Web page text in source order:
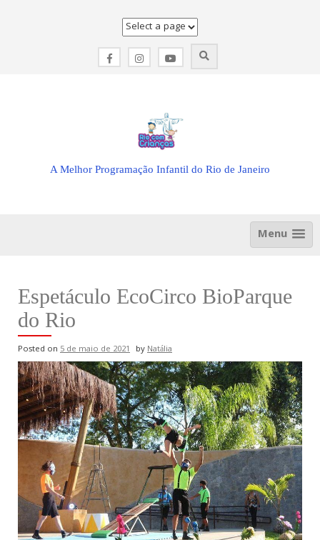
A Melhor Programação Infantil do Rio de Janeiro
Menu
Espetáculo EcoCirco BioParque
do Rio
Posted on 5 de maio de 2021 byNatália